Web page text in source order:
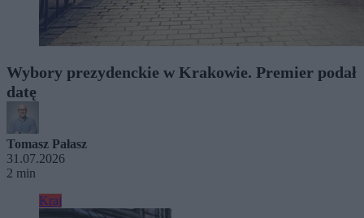
Wybory prezydenckie w Krakowie. Premier podał
datę
Tomasz Pałasz
31.07.2026
2 min
Kraj